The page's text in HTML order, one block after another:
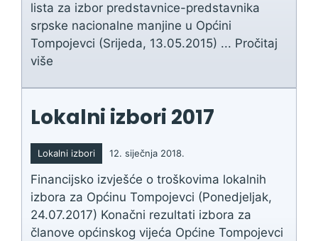
lista za izbor predstavnice-predstavnika
srpske nacionalne manjine u Općini
Tompojevci (Srijeda, 13.05.2015) ... Pročitaj
više
Lokalni izbori 2017
Lokalni izbori 12. siječnja 2018.
Financijsko izvješće o troškovima lokalnih
izbora za Općinu Tompojevci (Ponedjeljak,
24.07.2017) Konačni rezultati izbora za
članove općinskog vijeća Općine Tompojevci